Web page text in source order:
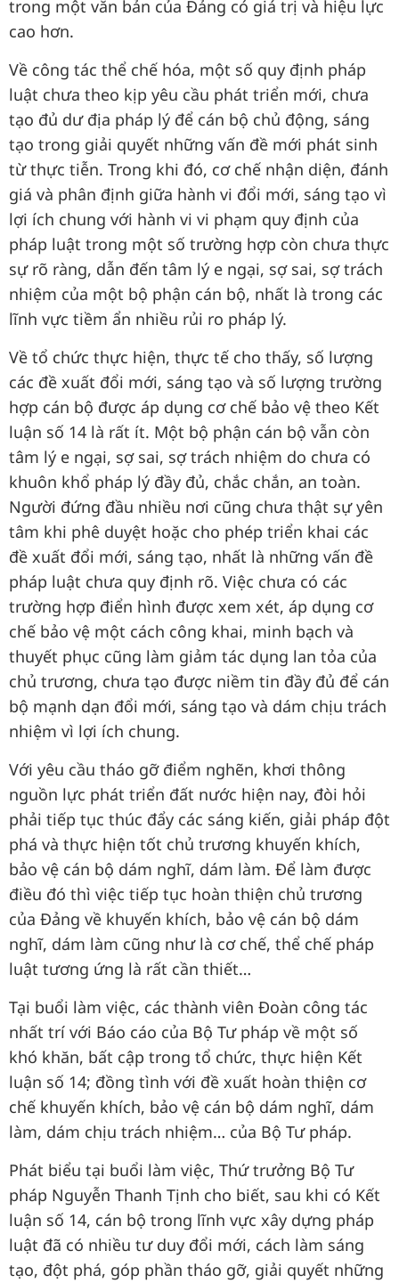
trong một văn bản của Đảng có giá trị và hiệu lực
cao hơn.
Về công tác thể chế hóa, một số quy định pháp
luật chưa theo kịp yêu cầu phát triển mới, chưa
tạo đủ dư địa pháp lý để cán bộ chủ động, sáng
tạo trong giải quyết những vấn đề mới phát sinh
từ thực tiễn. Trong khi đó, cơ chế nhận diện, đánh
giá và phân định giữa hành vi đổi mới, sáng tạo vì
lợi ích chung với hành vi vi phạm quy định của
pháp luật trong một số trường hợp còn chưa thực
sự rõ ràng, dẫn đến tâm lý e ngại, sợ sai, sợ trách
nhiệm của một bộ phận cán bộ, nhất là trong các
lĩnh vực tiềm ẩn nhiều rủi ro pháp lý.
Về tổ chức thực hiện, thực tế cho thấy, số lượng
các đề xuất đổi mới, sáng tạo và số lượng trường
hợp cán bộ được áp dụng cơ chế bảo vệ theo Kết
luận số 14 là rất ít. Một bộ phận cán bộ vẫn còn
tâm lý e ngại, sợ sai, sợ trách nhiệm do chưa có
khuôn khổ pháp lý đầy đủ, chắc chắn, an toàn.
Người đứng đầu nhiều nơi cũng chưa thật sự yên
tâm khi phê duyệt hoặc cho phép triển khai các
đề xuất đổi mới, sáng tạo, nhất là những vấn đề
pháp luật chưa quy định rõ. Việc chưa có các
trường hợp điển hình được xem xét, áp dụng cơ
chế bảo vệ một cách công khai, minh bạch và
thuyết phục cũng làm giảm tác dụng lan tỏa của
chủ trương, chưa tạo được niềm tin đầy đủ để cán
bộ mạnh dạn đổi mới, sáng tạo và dám chịu trách
nhiệm vì lợi ích chung.
Với yêu cầu tháo gỡ điểm nghẽn, khơi thông
nguồn lực phát triển đất nước hiện nay, đòi hỏi
phải tiếp tục thúc đẩy các sáng kiến, giải pháp đột
phá và thực hiện tốt chủ trương khuyến khích,
bảo vệ cán bộ dám nghĩ, dám làm. Để làm được
điều đó thì việc tiếp tục hoàn thiện chủ trương
của Đảng về khuyến khích, bảo vệ cán bộ dám
nghĩ, dám làm cũng như là cơ chế, thể chế pháp
luật tương ứng là rất cần thiết…
Tại buổi làm việc, các thành viên Đoàn công tác
nhất trí với Báo cáo của Bộ Tư pháp về một số
khó khăn, bất cập trong tổ chức, thực hiện Kết
luận số 14; đồng tình với đề xuất hoàn thiện cơ
chế khuyến khích, bảo vệ cán bộ dám nghĩ, dám
làm, dám chịu trách nhiệm… của Bộ Tư pháp.
Phát biểu tại buổi làm việc, Thứ trưởng Bộ Tư
pháp Nguyễn Thanh Tịnh cho biết, sau khi có Kết
luận số 14, cán bộ trong lĩnh vực xây dựng pháp
luật đã có nhiều tư duy đổi mới, cách làm sáng
tạo, đột phá, góp phần tháo gỡ, giải quyết những